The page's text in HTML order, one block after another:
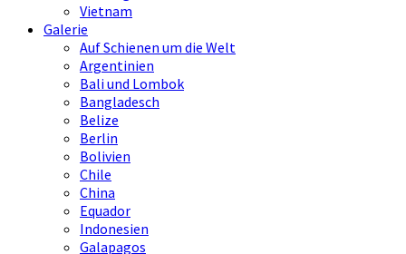
Vietnam
Galerie
Auf Schienen um die Welt
Argentinien
Bali und Lombok
Bangladesch
Belize
Berlin
Bolivien
Chile
China
Equador
Indonesien
Galapagos